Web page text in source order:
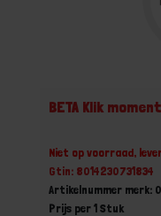
BETA Klik
Niet op voorraad,
Gtin: 8014230731834
Artikelnummer merk:
Prijs per 1 Stuk